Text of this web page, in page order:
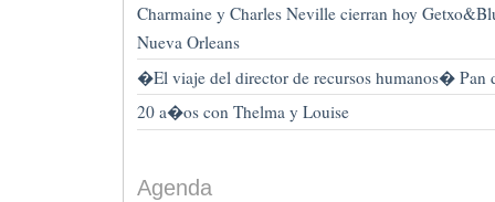
Charmaine y Charles Neville cierran hoy
Nueva Orleans
�El viaje del director de recursos humanos� Pan
20 a�os con Thelma y Louise
Agenda